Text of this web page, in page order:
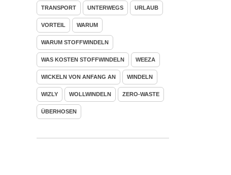
TRANSPORT UNTERWEGS URLAUB
VORTEIL WARUM
WARUM STOFFWINDELN
WAS KOSTEN STOFFWINDELN WEEZA
WICKELN VON ANFANG AN WINDELN
WIZLY WOLLWINDELN ZERO-WASTE
ÜBERHOSEN